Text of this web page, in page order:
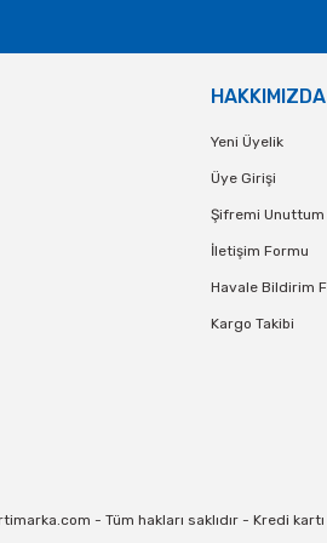
HAKKIMIZDA
Yeni Üyelik
Üye Girişi
Şifremi Unuttum
İletişim Formu
Havale Bildirim
Kargo Takibi
- Tüm hakları saklıdır - Kredi